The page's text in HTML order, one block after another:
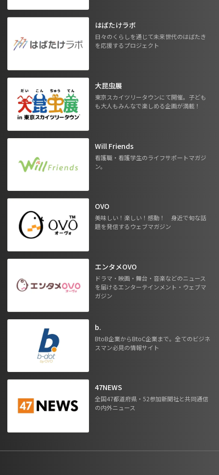
はばたけラボ
日々のくらしを通じて未来世代のはばたき
を応援するプロジェクト
大昆虫展
東京スカイツリータウンにて開催。子ども
も大人もみんなで楽しめる企画が満載！
Will Friends
看護職・看護学生のライフサポートマガジ
ン。
OVO
美味しい！楽しい！感動！ 身近で旬な話
題を発信するウェブマガジン
エンタメOVO
ドラマ・映画・舞台・音楽などのニュース
を届けるエンターテインメント・ウェブマ
ガジン
b.
BtoB企業からBtoC企業まで。全てのビジネ
スマン必見の情報サイト
47NEWS
全国47都道府県・52参加新聞社と共同通信
の内外ニュース